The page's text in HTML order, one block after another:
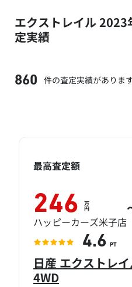
エクストレイル
定実績
860 件の査定実績があります
日産 エクストレ
4WD
最高査定額
246 万
円
ハッピーカーズ米子店
4.6 PT